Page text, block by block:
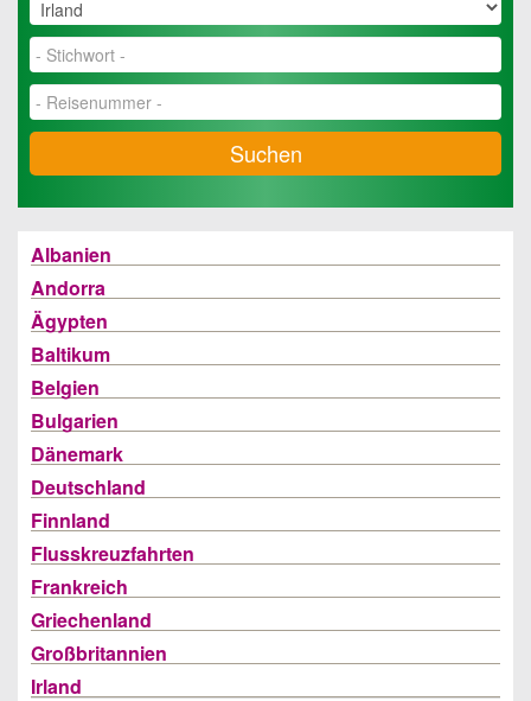
Suchen
Albanien
Andorra
Ägypten
Baltikum
Belgien
Bulgarien
Dänemark
Deutschland
Finnland
Flusskreuzfahrten
Frankreich
Griechenland
Großbritannien
Irland